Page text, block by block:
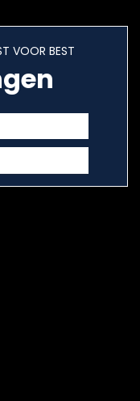
VOOR BEST